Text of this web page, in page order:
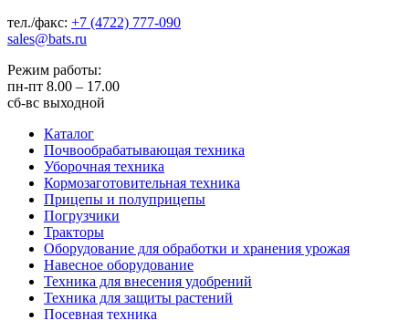
тел./факс: +7 (4722) 777-090
sales@bats.ru
Режим работы:
пн-пт 8.00 – 17.00
сб-вс выходной
Каталог
Почвообрабатывающая техника
Уборочная техника
Кормозаготовительная техника
Прицепы и полуприцепы
Погрузчики
Тракторы
Оборудование для обработки и хранения урожая
Навесное оборудование
Техника для внесения удобрений
Техника для защиты растений
Посевная техника